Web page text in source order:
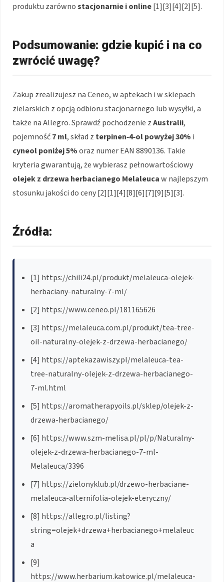
produktu zarównostacjonarnie i online[1][3][4][2][5].
Podsumowanie: gdzie kupić i na co
zwrócić uwagę?
Zakup zrealizujesz na Ceneo, w aptekach i w sklepach
zielarskich z opcją odbioru stacjonarnego lub wysyłki, a
także na Allegro. Sprawdź pochodzenie zAustralii,
pojemność7 ml, skład z terpinen‑4‑ol powyżej 30% i
cyneol poniżej 5%oraz numer EAN 8890136. Takie
kryteria gwarantują, że wybierasz pełnowartościowy
olejek z drzewa herbacianego Melaleucaw najlepszym
stosunku jakości do ceny [2][1][4][8][6][7][9][5][3].
Źródła:
[1] https://chili24.pl/produkt/melaleuca-olejek-
herbaciany-naturalny-7-ml/
[2] https://www.ceneo.pl/181165626
[3] https://melaleuca.com.pl/produkt/tea-tree-
oil-naturalny-olejek-z-drzewa-herbacianego/
[4] https://aptekazawiszy.pl/melaleuca-tea-
tree-naturalny-olejek-z-drzewa-herbacianego-
7-ml.html
[5] https://aromatherapyoils.pl/sklep/olejek-z-
drzewa-herbacianego/
[6] https://www.szm-melisa.pl/pl/p/Naturalny-
olejek-z-drzewa-herbacianego-7-ml-
Melaleuca/3396
[7] https://zielonyklub.pl/drzewo-herbaciane-
melaleuca-alternifolia-olejek-eteryczny/
[8] https://allegro.pl/listing?
string=olejek+drzewa+herbacianego+melaleuc
a
[9]
https://www.herbarium.katowice.pl/melaleuca-